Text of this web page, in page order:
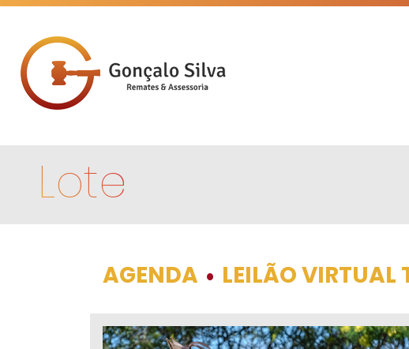
Lote
AGENDA • LEILÃO VIRTUAL